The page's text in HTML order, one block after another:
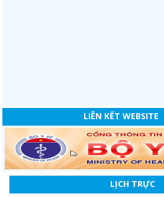
LIÊN KẾT WEBSITE
LỊCH TRỰC